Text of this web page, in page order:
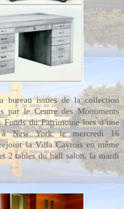
bureau issues de la collection
par le Centre des Monuments
Fonds du Patrimoine lors d’une
à New York le mercredi 16
la Villa Cavrois en même
2 tables du hall salon, la mardi